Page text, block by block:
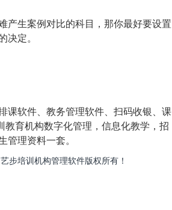
生案例对比的科目，那你最好要设置
决定。
课软件、教务管理软件、扫码收银、课
教育机构数字化管理，信息化教学，招
管理资料一套。
艺步培训机构管理软件版权所有！